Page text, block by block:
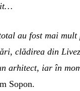
au fost mai
clădirea din
arhitect, iar în
Sopon.